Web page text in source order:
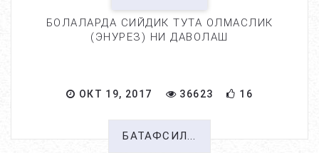
БОЛАЛАРДА СИЙДИК ТУТА ОЛМАСЛИК
(ЭНУРЕЗ) НИ ДАВОЛАШ
ОКТ 19, 2017 36623 16
БАТАФСИЛ...